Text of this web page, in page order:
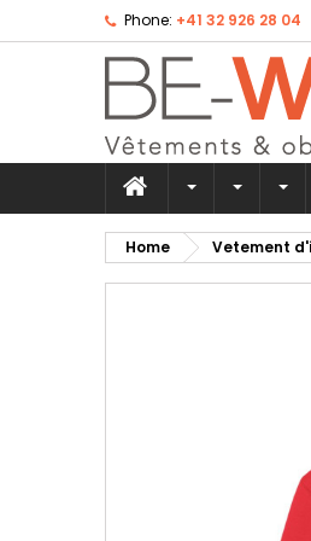
Phone: +41 32 926 28 04
Home Vetement